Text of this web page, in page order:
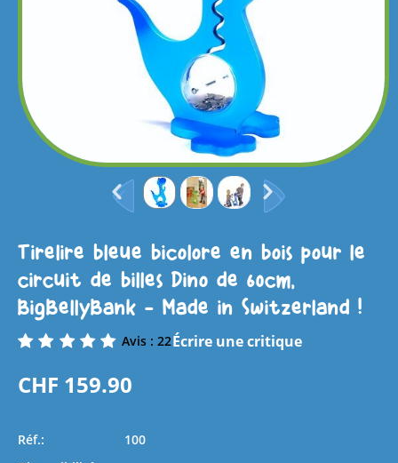
Tirelire bleue bicolore en bois pour le
circuit de billes Dino de 60cm,
BigBellyBank - Made in Switzerland !
Avis : 22Écrire une critique
CHF 159.90
Réf.:
100